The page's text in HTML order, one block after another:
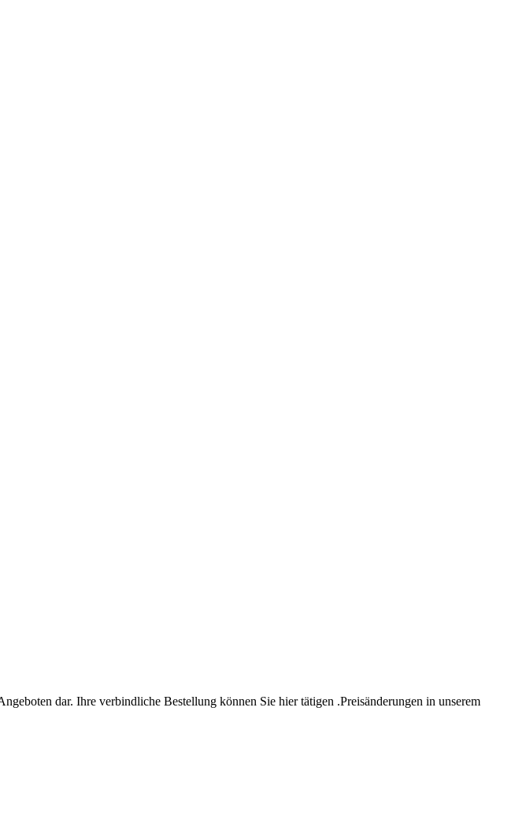
dar. Ihre verbindliche Bestellung können Sie hier tätigen .Preisänderungen in unserem